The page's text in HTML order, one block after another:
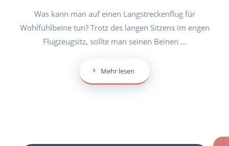
Was kann man auf einen Langstreckenflug für
Wohlfühlbeine tun? Trotz des langen Sitzens im engen
Flugzeugsitz, sollte man seinen Beinen ...
Mehr lesen